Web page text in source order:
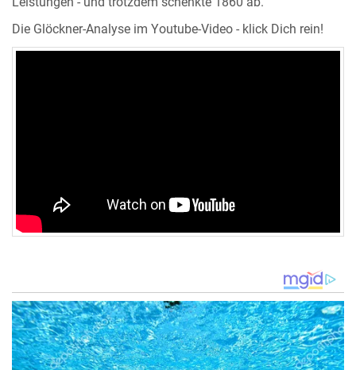
Die Glöckner-Analyse im Youtube-Video - klick Dich rein!